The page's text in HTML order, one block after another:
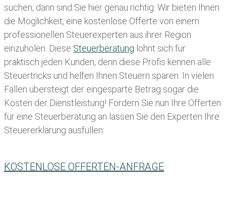
suchen, dann sind Sie hier genau richtig. Wir bieten Ihnen
die Möglichkeit, eine kostenlose Offerte von einem
professionellen Steuerexperten aus ihrer Region
einzuholen. Diese Steuerberatung lohnt sich für
praktisch jeden Kunden, denn diese Profis kennen alle
Steuertricks und helfen Ihnen Steuern sparen. In vielen
Fällen übersteigt der eingesparte Betrag sogar die
Kosten der Dienstleistung! Fordern Sie nun Ihre Offerten
für eine Steuerberatung an lassen Sie den Experten Ihre
Steuererklärung ausfüllen:
KOSTENLOSE OFFERTEN-ANFRAGE